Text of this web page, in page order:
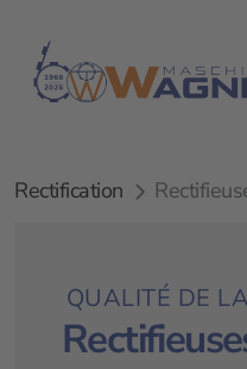
Rectification
QUALITÉ DE